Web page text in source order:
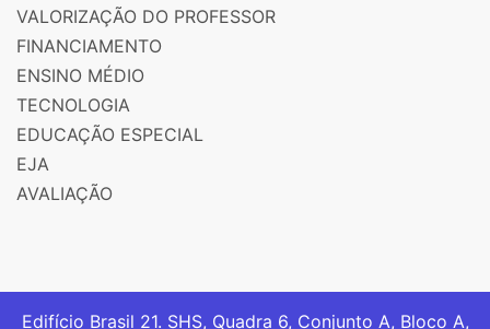
VALORIZAÇÃO DO PROFESSOR
FINANCIAMENTO
ENSINO MÉDIO
TECNOLOGIA
EDUCAÇÃO ESPECIAL
EJA
AVALIAÇÃO
Edifício Brasil 21. SHS, Quadra 6, Conjunto A, Bloco A,